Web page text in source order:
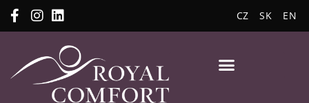
CZ SK EN